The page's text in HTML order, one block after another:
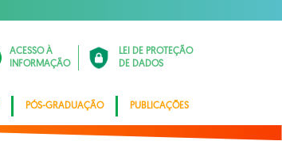
ACESSO À
INFORMAÇÃO
LEI DE PROTEÇÃO
DE DADOS
PÓS-GRADUAÇÃO PUBLICAÇÕES